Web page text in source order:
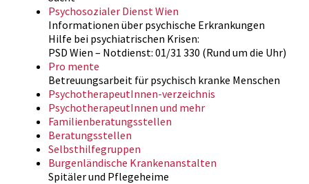
Psychosozialer Dienst Wien
Informationen über psychische Erkrankungen
Hilfe bei psychiatrischen Krisen:
PSD Wien – Notdienst: 01/31 330 (Rund um die Uhr)
Pro mente
Betreuungsarbeit für psychisch kranke Menschen
PsychotherapeutInnen-verzeichnis
PsychotherapeutInnen und mehr
Familienberatungsstellen
Beratungsstellen
Selbsthilfegruppen
Burgenländische Krankenanstalten
Spitäler und Pflegeheime